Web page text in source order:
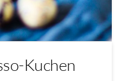
Kuchen